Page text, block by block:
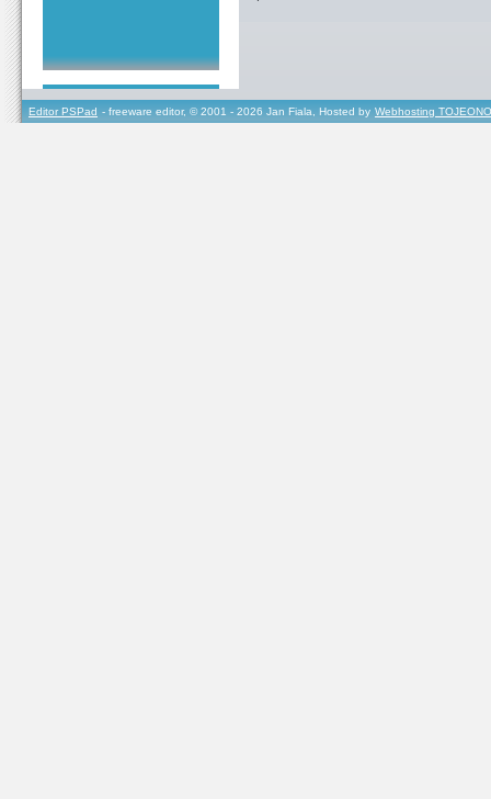
Editor PSPad - freeware editor, © 2001 - 2026 Jan Fiala, Hosted by Webhosting